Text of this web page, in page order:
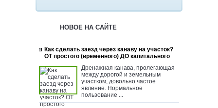
НОВОЕ НА САЙТЕ
Как сделать заезд через канаву на участок?
ОТ простого (временного) ДО капитального
Дренажная канава, пролегающая
между дорогой и земельным
участком, довольно частое
явление. Нормальное
пользование ...